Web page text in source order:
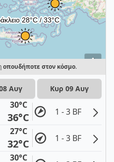
i
οπουδήποτε στον κόσμο.
Αυγ Κυρ 09 Αυγ
30°C
36°C 1 - 3 BF
27°C
32°C 1 - 3 BF
30°C